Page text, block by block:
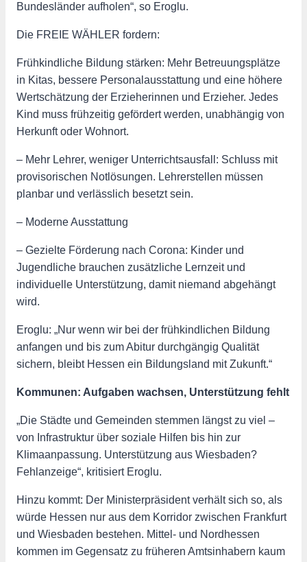
Bundesländer aufholen“, so Eroglu.
Die FREIE WÄHLER fordern:
Frühkindliche Bildung stärken: Mehr Betreuungsplätze
in Kitas, bessere Personalausstattung und eine höhere
Wertschätzung der Erzieherinnen und Erzieher. Jedes
Kind muss frühzeitig gefördert werden, unabhängig von
Herkunft oder Wohnort.
– Mehr Lehrer, weniger Unterrichtsausfall: Schluss mit
provisorischen Notlösungen. Lehrerstellen müssen
planbar und verlässlich besetzt sein.
– Moderne Ausstattung
– Gezielte Förderung nach Corona: Kinder und
Jugendliche brauchen zusätzliche Lernzeit und
individuelle Unterstützung, damit niemand abgehängt
wird.
Eroglu: „Nur wenn wir bei der frühkindlichen Bildung
anfangen und bis zum Abitur durchgängig Qualität
sichern, bleibt Hessen ein Bildungsland mit Zukunft.“
Kommunen: Aufgaben wachsen, Unterstützung fehlt
„Die Städte und Gemeinden stemmen längst zu viel –
von Infrastruktur über soziale Hilfen bis hin zur
Klimaanpassung. Unterstützung aus Wiesbaden?
Fehlanzeige“, kritisiert Eroglu.
Hinzu kommt: Der Ministerpräsident verhält sich so, als
würde Hessen nur aus dem Korridor zwischen Frankfurt
und Wiesbaden bestehen. Mittel- und Nordhessen
kommen im Gegensatz zu früheren Amtsinhabern kaum